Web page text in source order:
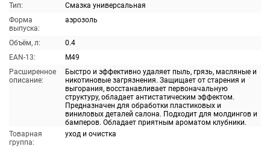
Тип:
Смазка универсальная
Форма
выпуска:
аэрозоль
Объём, л:
0.4
EAN-13:
M49
Расширенное
описание:
Быстро и эффективно удаляет пыль, грязь, масляные и
никотиновые загрязнения. Защищает от старения и
выгорания, восстанавливает первоначальную
структуру, обладает антистатическим эффектом.
Предназначен для обработки пластиковых и
виниловых деталей салона. Подходит для молдингов и
бамперов. Обладает приятным ароматом клубники.
Товарная
группа:
уход и очистка